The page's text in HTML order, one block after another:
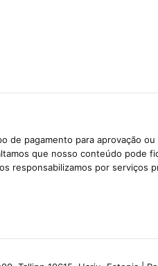
pagamento para aprovação
que nosso conteúdo pode
responsabilizamos por serviços